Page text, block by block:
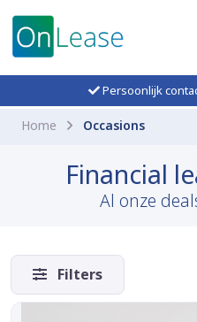
Persoonlijk
Home Occasions
Financial
Al onze
Filters